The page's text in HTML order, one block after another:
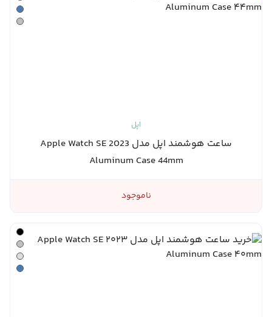
اپل
ساعت هوشمند اپل مدل Apple Watch SE 2023
Aluminum Case 44mm
ناموجود